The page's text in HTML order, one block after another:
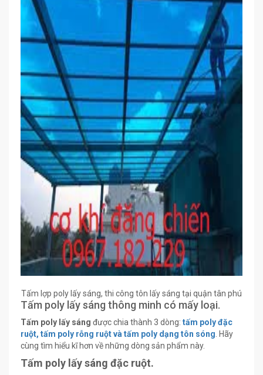
Tấm lợp poly lấy sáng, thi công tôn lấy sáng tại quận tân phú
Tấm poly lấy sáng thông minh có mấy loại.
Tấm poly lấy sáng được chia thành 3 dòng: tấm poly đặc
ruột, tấm poly rỗng ruột và tấm poly dạng tôn sóng . Hãy
cùng tìm hiểu kĩ hơn về những dòng sản phẩm này.
Tấm poly lấy sáng đặc ruột.